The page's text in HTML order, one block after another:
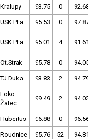
Kralupy 93.75 0 92.68
USK Pha 95.53 0 97.87
USK Pha 95.01 4 91.61
Ot.Strak 95.78 0 94.05
TJ Dukla 93.83 2 94.79
Loko
Žatec
99.49 2 94.02
Hubertus 96.88 0 96.56
Roudnice 95.76 52 94.81